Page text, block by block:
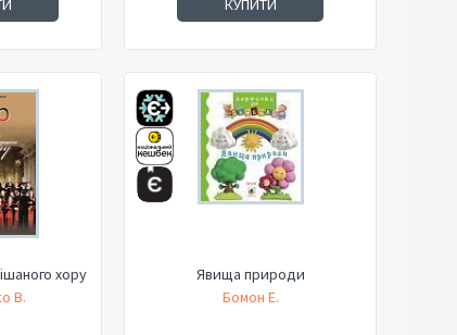
КУПИТИ
хору
В.
Явища природи
Бомон Е.